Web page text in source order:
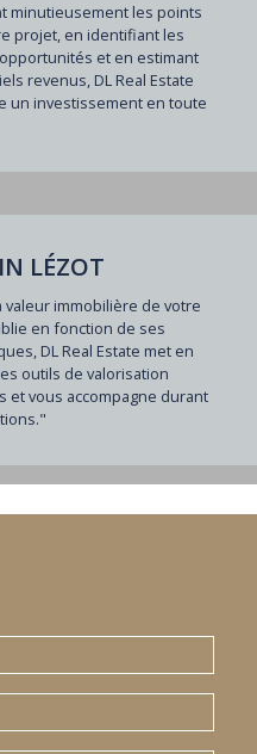
minutieusement les points
projet, en identifiant les
et en estimant
revenus, DL Real Estate
un investissement en toute
LÉZOT
valeur immobilière de votre
en fonction de ses
DL Real Estate met en
outils de valorisation
et vous accompagne durant